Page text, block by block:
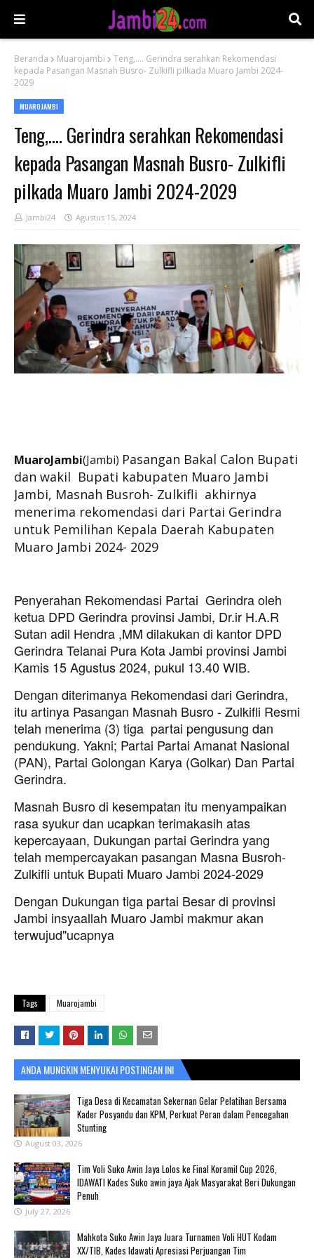
Beranda Muarojambi
Teng,.... Gerindra serahkan Rekomendasi
kepada Pasangan Masnah Busro- Zulkifli pilkada Muaro Jambi 2024-
2029
MUAROJAMBI
Teng,.... Gerindra serahkan Rekomendasi
kepada Pasangan Masnah Busro- Zulkifli
pilkada Muaro Jambi 2024-2029
Jambi24 Agustus 15, 2024
MuaroJambi(Jambi) Pasangan Bakal Calon Bupati
dan wakil Bupati kabupaten Muaro Jambi
Jambi, Masnah Busroh- Zulkifli akhirnya
menerima rekomendasi dari Partai Gerindra
untuk Pemilihan Kepala Daerah Kabupaten
Muaro Jambi 2024- 2029
Penyerahan Rekomendasi Partai Gerindra oleh
ketua DPD Gerindra provinsi Jambi, Dr.ir H.A.R
Sutan adil Hendra ,MM dilakukan di kantor DPD
Gerindra Telanai Pura Kota Jambi provinsi Jambi
Kamis 15 Agustus 2024, pukul 13.40 WIB.
Dengan diterimanya Rekomendasi dari Gerindra,
itu artinya Pasangan Masnah Busro - Zulkifli Resmi
telah menerima (3) tiga partai pengusung dan
pendukung. Yakni; Partai Partai Amanat Nasional
(PAN), Partai Golongan Karya (Golkar) Dan Partai
Gerindra.
Masnah Busro di kesempatan itu menyampaikan
rasa syukur dan ucapkan terimakasih atas
kepercayaan, Dukungan partai Gerindra yang
telah mempercayakan pasangan Masna Busroh-
Zulkifli untuk Bupati Muaro Jambi 2024-2029
Dengan Dukungan tiga partai Besar di provinsi
Jambi insyaallah Muaro Jambi makmur akan
terwujud"ucapnya
Tags Muarojambi
ANDA MUNGKIN MENYUKAI POSTINGAN INI
Tiga Desa di Kecamatan Sekernan Gelar Pelatihan Bersama
Kader Posyandu dan KPM, Perkuat Peran dalam Pencegahan
Stunting
August 03, 2026
Tim Voli Suko Awin Jaya Lolos ke Final Koramil Cup 2026,
IDAWATI Kades Suko awin jaya Ajak Masyarakat Beri Dukungan
Penuh
July 27, 2026
Mahkota Suko Awin Jaya Juara Turnamen Voli HUT Kodam
XX/TIB, Kades Idawati Apresiasi Perjuangan Tim